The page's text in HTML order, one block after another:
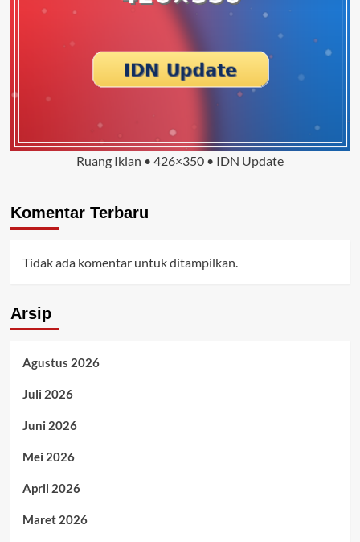
Ruang Iklan • 426×350 • IDN Update
Komentar Terbaru
Tidak ada komentar untuk ditampilkan.
Arsip
Agustus 2026
Juli 2026
Juni 2026
Mei 2026
April 2026
Maret 2026